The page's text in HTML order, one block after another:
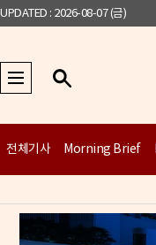
UPDATED : 2026-08-07 (금)
전체기사 Morning Brief